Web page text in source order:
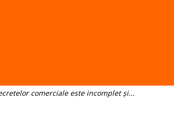
comerciale este incomplet și...